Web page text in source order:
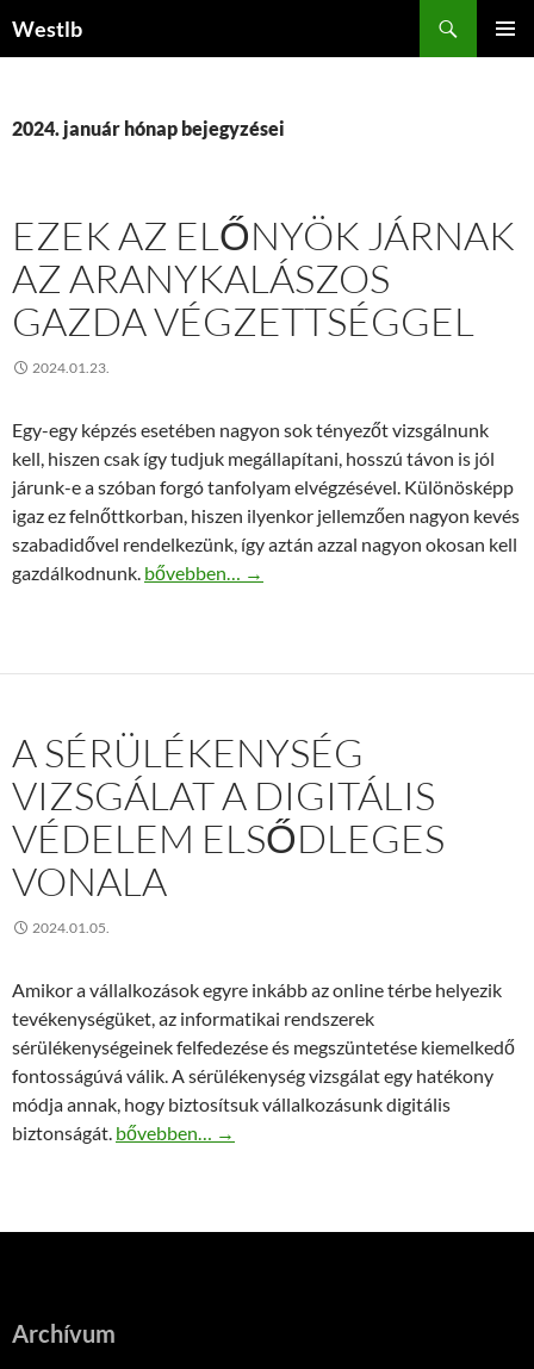
Westlb
2024. január hónap bejegyzései
EZEK AZ ELŐNYÖK JÁRNAK
AZ ARANYKALÁSZOS
GAZDA VÉGZETTSÉGGEL
2024.01.23.
Egy-egy képzés esetében nagyon sok tényezőt vizsgálnunk
kell, hiszen csak így tudjuk megállapítani, hosszú távon is jól
járunk-e a szóban forgó tanfolyam elvégzésével. Különösképp
igaz ez felnőttkorban, hiszen ilyenkor jellemzően nagyon kevés
szabadidővel rendelkezünk, így aztán azzal nagyon okosan kell
gazdálkodnunk. Ezek az előnyök járnak az aranykalászos gazda
bővebben… →
A SÉRÜLÉKENYSÉG
VIZSGÁLAT A DIGITÁLIS
VÉDELEM ELSŐDLEGES
VONALA
2024.01.05.
Amikor a vállalkozások egyre inkább az online térbe helyezik
tevékenységüket, az informatikai rendszerek
sérülékenységeinek felfedezése és megszüntetése kiemelkedő
fontosságúvá válik. A sérülékenység vizsgálat egy hatékony
módja annak, hogy biztosítsuk vállalkozásunk digitális
biztonságát. A sérülékenység vizsgálat a digitális védelem
bővebben… →
Archívum